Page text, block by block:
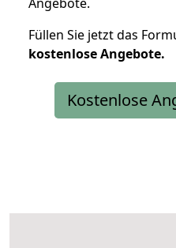
Füllen Sie jetzt das
kostenloseAngebote.
Kostenlose